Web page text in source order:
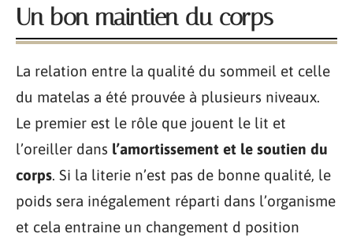
Un bon maintien du corps
La relation entre la qualité du sommeil et celle
du matelas a été prouvée à plusieurs niveaux.
Le premier est le rôle que jouent le lit et
l’oreiller dans l’amortissement et le soutien du
corps. Si la literie n’est pas de bonne qualité, le
poids sera inégalement réparti dans l’organisme
et cela entraine un changement d position